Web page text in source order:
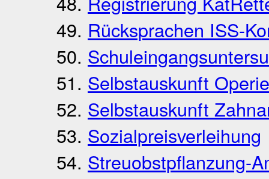
Rücksprachen ISS-
Selbstauskunft
Selbstauskunft
Sozialpreisverleihung
Streuobstpflanzung-